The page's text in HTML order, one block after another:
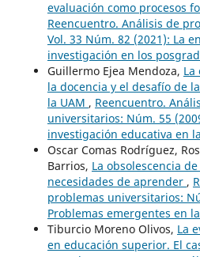
evaluación como procesos
Reencuentro. Análisis de
Vol. 33 Núm. 82 (2021): La
investigación en los
Guillermo Ejea Mendoza,
la docencia y el desafío de
la UAM , Reencuentro.
universitarios: Núm. 55
investigación educativa en
Oscar Comas Rodríguez,
Barrios, La obsolescencia
necesidades de aprender ,
problemas universitarios:
Problemas emergentes en
Tiburcio Moreno Olivos, La
en educación superior. El